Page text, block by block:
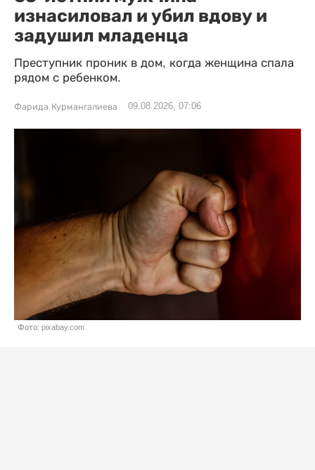
изнасиловал и убил вдову и
задушил младенца
Преступник проник в дом, когда женщина спала
рядом с ребенком.
Фарида Курмангалиева 09.08.2026, 07:06
Фото: pixabay.com